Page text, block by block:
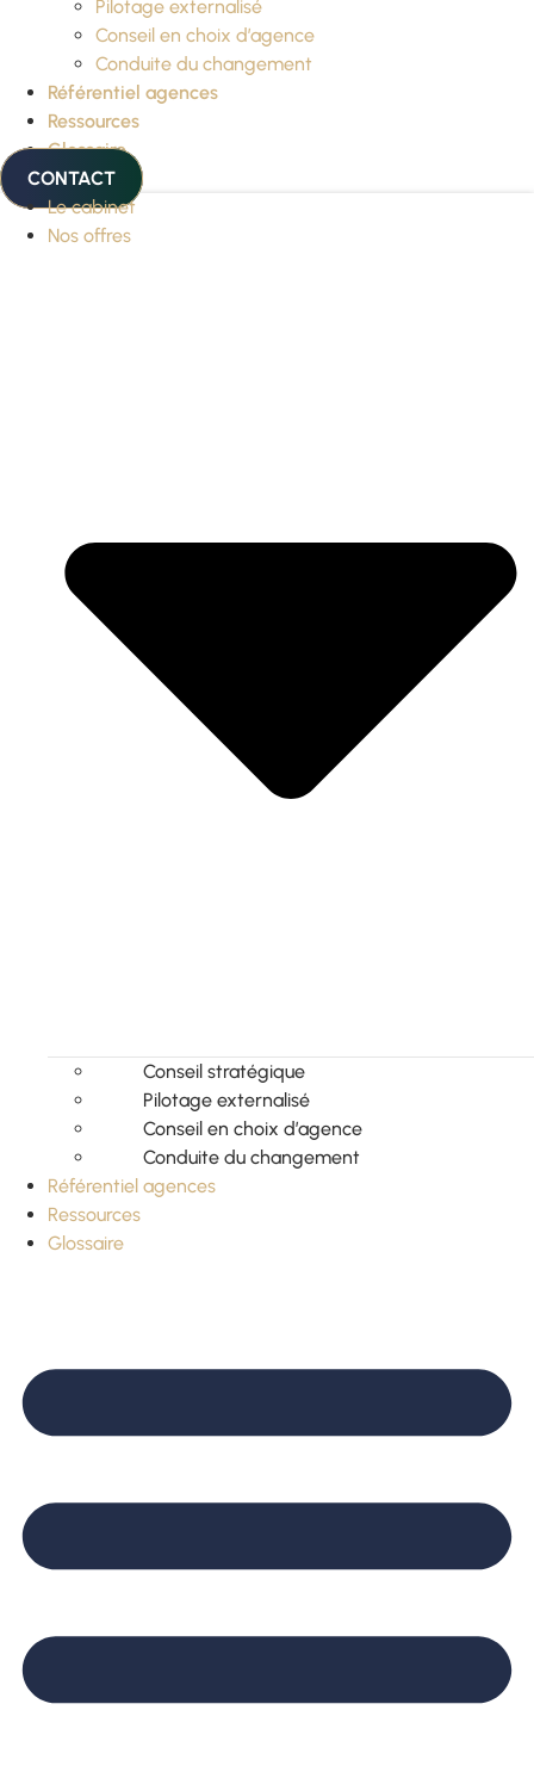
Pilotage externalisé
Conseil en choix d’agence
Conduite du changement
Référentiel agences
Ressources
Glossaire
CONTACT
Le cabinet
Nos offres
Conseil stratégique
Pilotage externalisé
Conseil en choix d’agence
Conduite du changement
Référentiel agences
Ressources
Glossaire